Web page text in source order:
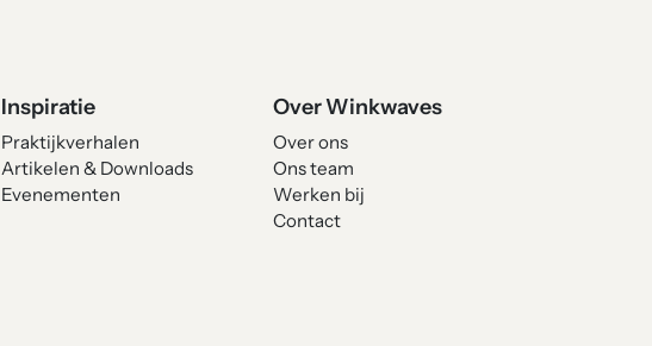
Inspiratie
Praktijkverhalen
Artikelen & Downloads
Evenementen
Over Winkwaves
Over ons
Ons team
Werken bij
Contact